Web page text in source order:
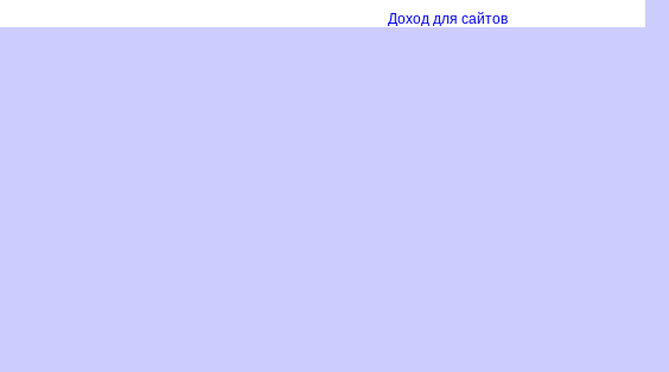
Доход для сайто